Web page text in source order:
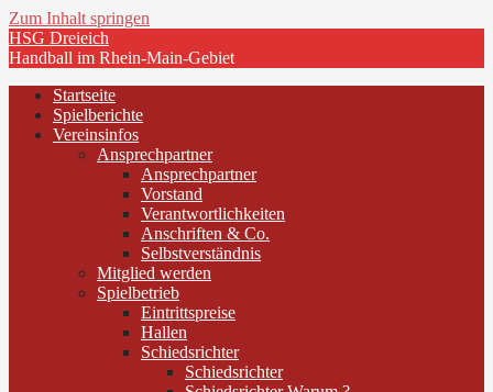
Zum Inhalt springen
HSG Dreieich
Handball im Rhein-Main-Gebiet
Startseite
Spielberichte
Vereinsinfos
Ansprechpartner
Ansprechpartner
Vorstand
Verantwortlichkeiten
Anschriften & Co.
Selbstverständnis
Mitglied werden
Spielbetrieb
Eintrittspreise
Hallen
Schiedsrichter
Schiedsrichter